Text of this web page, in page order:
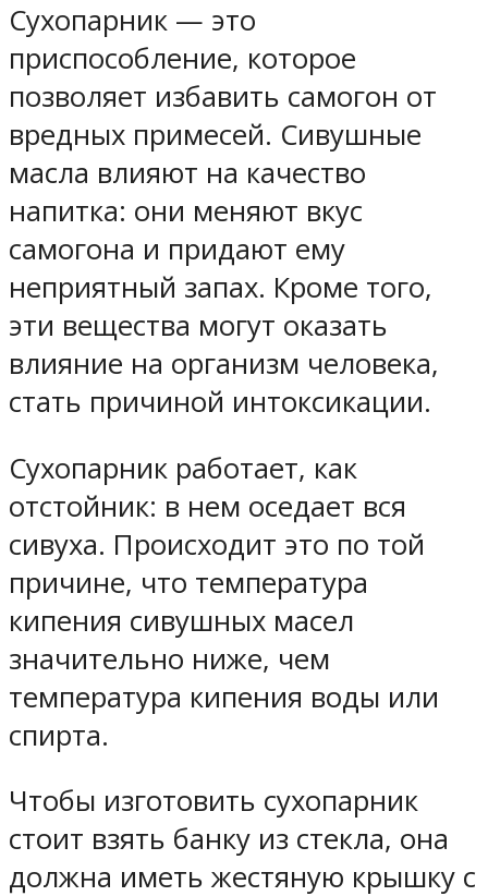
Сухопарник — это
приспособление, которое
позволяет избавить самогон от
вредных примесей. Сивушные
масла влияют на качество
напитка: они меняют вкус
самогона и придают ему
неприятный запах. Кроме того,
эти вещества могут оказать
влияние на организм человека,
стать причиной интоксикации.
Сухопарник работает, как
отстойник: в нем оседает вся
сивуха. Происходит это по той
причине, что температура
кипения сивушных масел
значительно ниже, чем
температура кипения воды или
спирта.
Чтобы изготовить сухопарник
стоит взять банку из стекла, она
должна иметь жестяную крышку с